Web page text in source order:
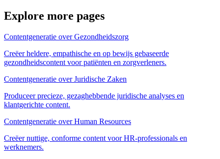
Explore more pages
Contentgeneratie over Gezondheidszorg
Creëer heldere, empathische en op bewijs gebaseerde
gezondheidscontent voor patiënten en zorgverleners.
Contentgeneratie over Juridische Zaken
Produceer precieze, gezaghebbende juridische analyses en
klantgerichte content.
Contentgeneratie over Human Resources
Creëer nuttige, conforme content voor HR-professionals en
werknemers.